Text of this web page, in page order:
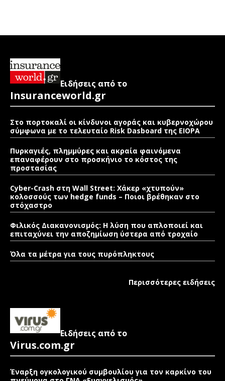
Ειδήσεις από το
Insuranceworld.gr
Στο πορτοκαλί οι κίνδυνοι αγοράς και κυβερνοχώρου
σύμφωνα με το τελευταίο Risk Dasboard της EIOPA
Πυρκαγιές, πλημμύρες και ακραία φαινόμενα
επαναφέρουν στο προσκήνιο το κόστος της
προστασίας
Cyber-Crash στη Wall Street: Χάκερ «χτυπούν»
κολοσσούς των hedge funds – Ποιοι βρέθηκαν στο
στόχαστρο
Φιλικός Διακανονισμός: Η λύση που απλοποιεί και
επιταχύνει την αποζημίωση ύστερα από τροχαίο
Όλα τα μέτρα για τους πυρόπληκτους
Περισσότερες ειδήσεις
Ειδήσεις από το
Virus.com.gr
Έναρξη ογκολογικού συμβουλίου για τον καρκίνο του